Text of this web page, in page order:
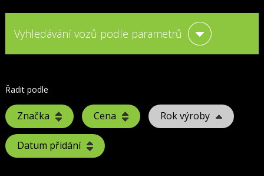
Vyhledávání vozů podle parametrů
Řadit podle
Značka Cena Rok výroby
Datum přidání